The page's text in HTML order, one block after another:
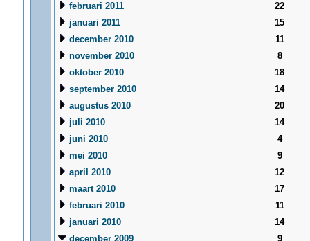
februari 2011
22
januari 2011
15
december 2010
11
november 2010
8
oktober 2010
18
september 2010
14
augustus 2010
20
juli 2010
14
juni 2010
4
mei 2010
9
april 2010
12
maart 2010
17
februari 2010
11
januari 2010
14
december 2009
9